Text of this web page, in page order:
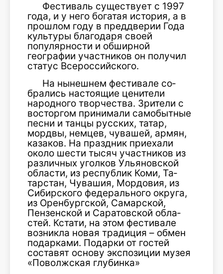
Фестиваль существует с 1997
года, и у него богатая история, а в
прошлом году в преддверии Года
культуры благодаря сво­ей
популярности и обширной
географии участников он получил
статус Всероссийского.
На нынешнем фестивале со­
брались настоящие ценители
народного творчества. Зрители с
восторгом принимали самобыт­ные
песни и танцы русских, татар,
мордвы, немцев, чувашей, армян,
казаков. На праздник приехали
около шести тысяч участников из
различных уголков Ульяновской
области, из республик Коми, Та­
тарстан, Чувашия, Мордовия, из
Сибирского федерального окру­га,
из Оренбургской, Самарской,
Пензенской и Саратовской обла­
стей. Кстати, на этом фестивале
возникла новая традиция – обмен
подарками. Подарки от гостей
составят основу экспозиции му­зея
«Поволжская глубинка»